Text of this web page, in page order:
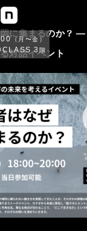
（月〜金）
CLASS 3 階
に集まるのか？
対話イベント